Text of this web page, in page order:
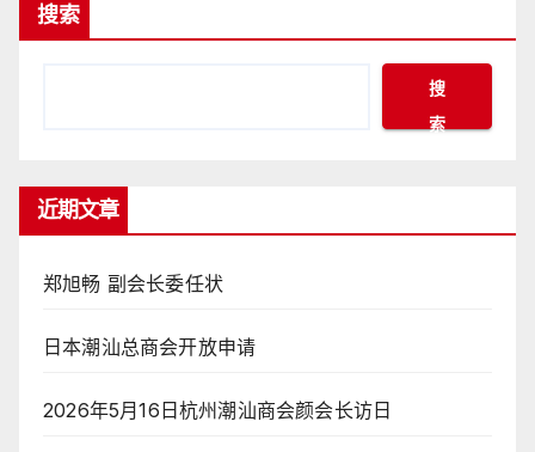
搜索
搜
索
近期文章
郑旭畅 副会长委任状
日本潮汕总商会开放申请
2026年5月16日杭州潮汕商会颜会长访日